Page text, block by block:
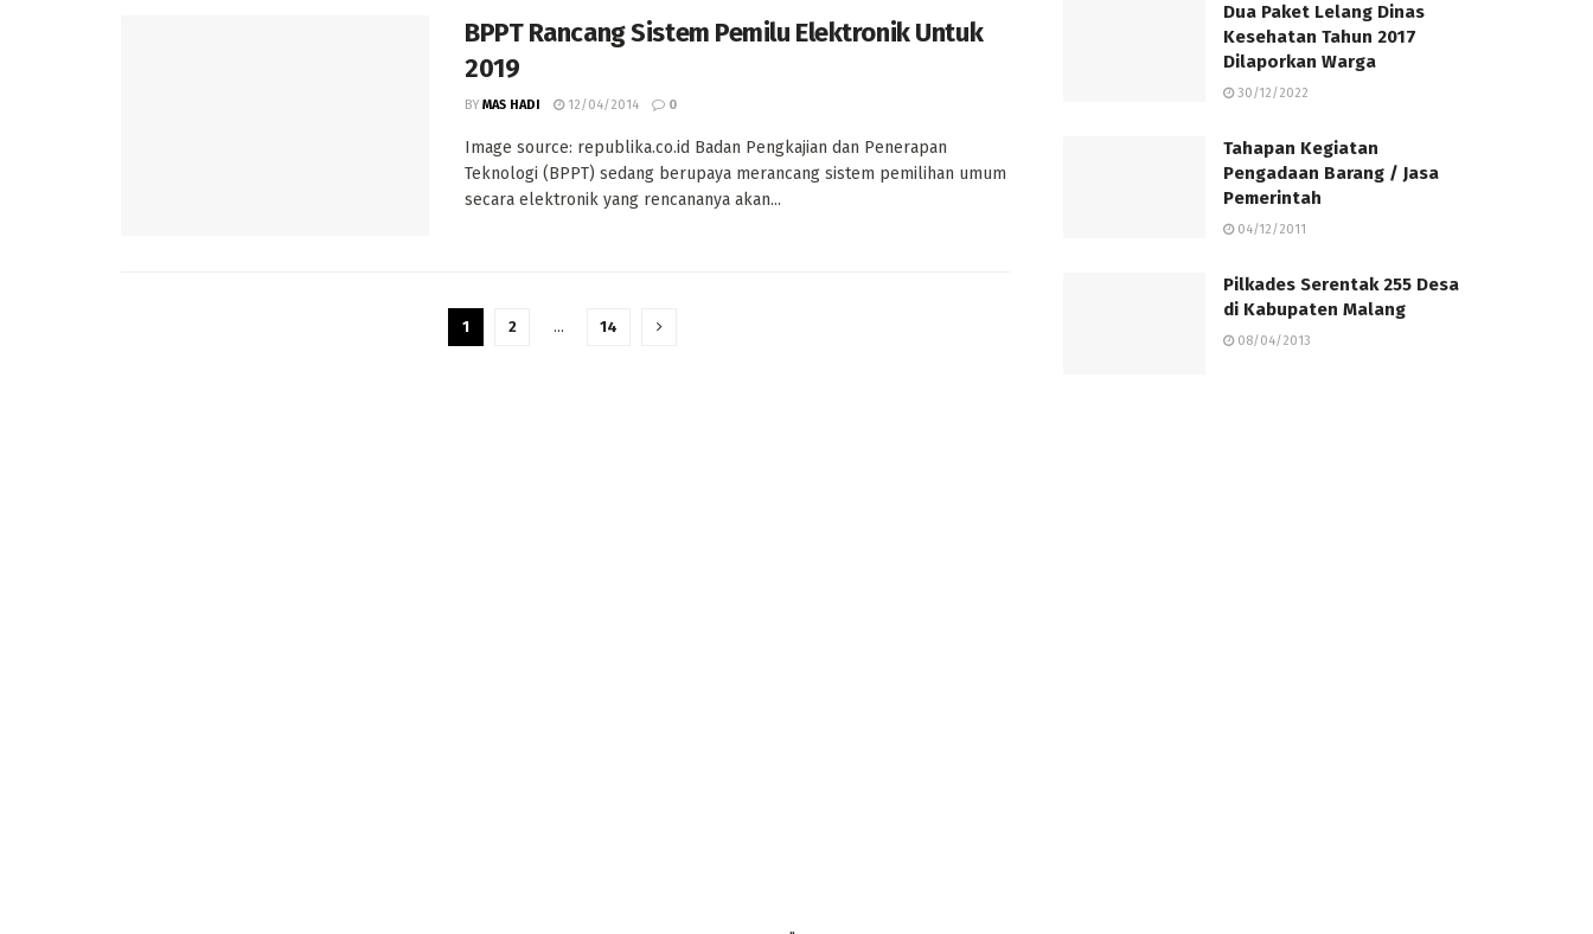
BPPT Rancang Sistem Pemilu Elektronik Untuk
2019
BY MAS HADI 12/04/2014 0
Image source: republika.co.id Badan Pengkajian dan Penerapan
Teknologi (BPPT) sedang berupaya merancang sistem pemilihan umum
secara elektronik yang rencananya akan...
1 2 … 14
Dua Paket Lelang Dinas
Kesehatan Tahun 2017
Dilaporkan Warga
30/12/2022
Tahapan Kegiatan
Pengadaan Barang / Jasa
Pemerintah
04/12/2011
Pilkades Serentak 255 Desa
di Kabupaten Malang
08/04/2013